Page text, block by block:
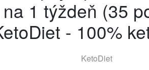
na 1 týždeň (35
- 100%
KetoDiet